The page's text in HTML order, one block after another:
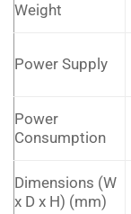
Weight
Power Supply
Power
Consumption
Dimensions (W
x D x H) (mm)